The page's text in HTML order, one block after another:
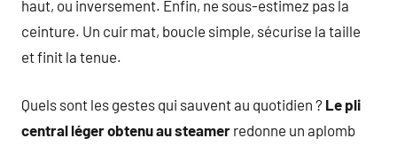
haut, ou inversement. Enfin, ne sous-estimez pas la
ceinture. Un cuir mat, boucle simple, sécurise la taille
et finit la tenue.
Quels sont les gestes qui sauvent au quotidien ? Le pli
central léger obtenu au steamer redonne un aplomb